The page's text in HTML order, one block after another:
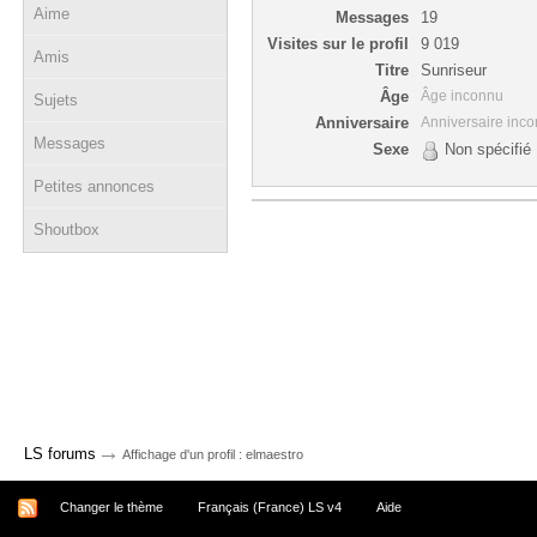
Aime
Amis
Sujets
Messages
Petites annonces
Shoutbox
Messages
19
Visites sur le profil
9 019
Titre
Sunriseur
Âge
Âge inconnu
Anniversaire Anniversaire
Sexe Non spécifié
LS forums → Affichage d'un profil : elmaestro
Changer le thème Français (France) LS v4 Aide